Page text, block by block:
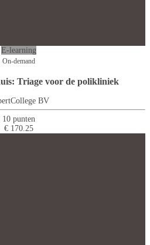
E-learning
On-demand
Triage voor de polikliniek
BV
10 punten
€ 170.25